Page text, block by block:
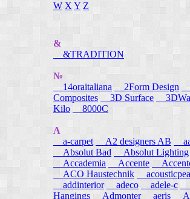
W X Y Z
&
&TRADITION
№
14oraitaliana
2Form Design
Composites
3D Surface
Kilo
8000C
A
a-carpet
A2 designers AB
Absolut Bad
Absolut Lighting
Accademia
Accente
ACO Haustechnik
addinterior
adeco adele-c
Hangings Admonter aeris